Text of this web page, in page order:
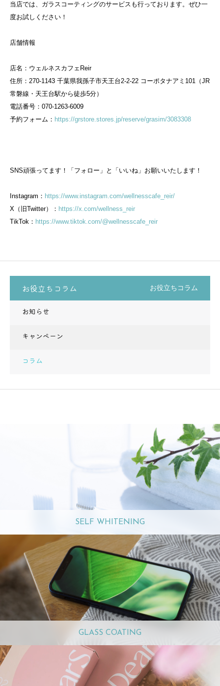
当店では、ガラスコーティングのサービスも行っております。ぜひ一
度お試しください！
店舗情報
店名：ウェルネスカフェReir
住所：270-1143 千葉県我孫子市天王台2-2-22 コーポタナアミ101（JR
常磐線・天王台駅から徒歩5分）
電話番号：070-1263-6009
予約フォーム： https://grstore.stores.jp/reserve/grasim/3083308
SNS頑張ってます！「フォロー」と「いいね」お願いいたします！
Instagram： https://www.instagram.com/wellnesscafe_reir/
X（旧Twitter）： https://x.com/wellness_reir
TikTok： https://www.tiktok.com/@wellnesscafe_reir
お役立ちコラム お役立ちコラム
お知らせ
キャンペーン
コラム
SELF WHITENING
GLASS COATING